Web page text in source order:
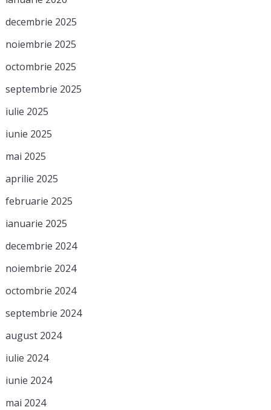
decembrie 2025
noiembrie 2025
octombrie 2025
septembrie 2025
iulie 2025
iunie 2025
mai 2025
aprilie 2025
februarie 2025
ianuarie 2025
decembrie 2024
noiembrie 2024
octombrie 2024
septembrie 2024
august 2024
iulie 2024
iunie 2024
mai 2024